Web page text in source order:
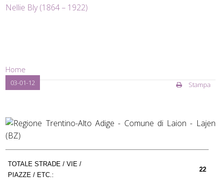
Nellie Bly (1864 – 1922)
Home
03-01-12 Stampa
TOTALE STRADE / VIE /
PIAZZE / ETC.:
22